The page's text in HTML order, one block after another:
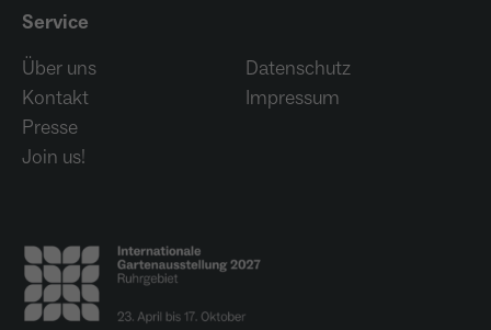
Service
Über uns
Kontakt
Presse
Join us!
Datenschutz
Impressum